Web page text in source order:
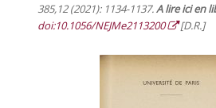
385,12 (2021): 1134-1137.A lire ici en
doi:10.1056/NEJMe2113200
[D.R.]